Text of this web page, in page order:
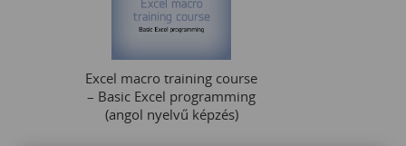
Excel macro training course
– Basic Excel programming
(angol nyelvű képzés)